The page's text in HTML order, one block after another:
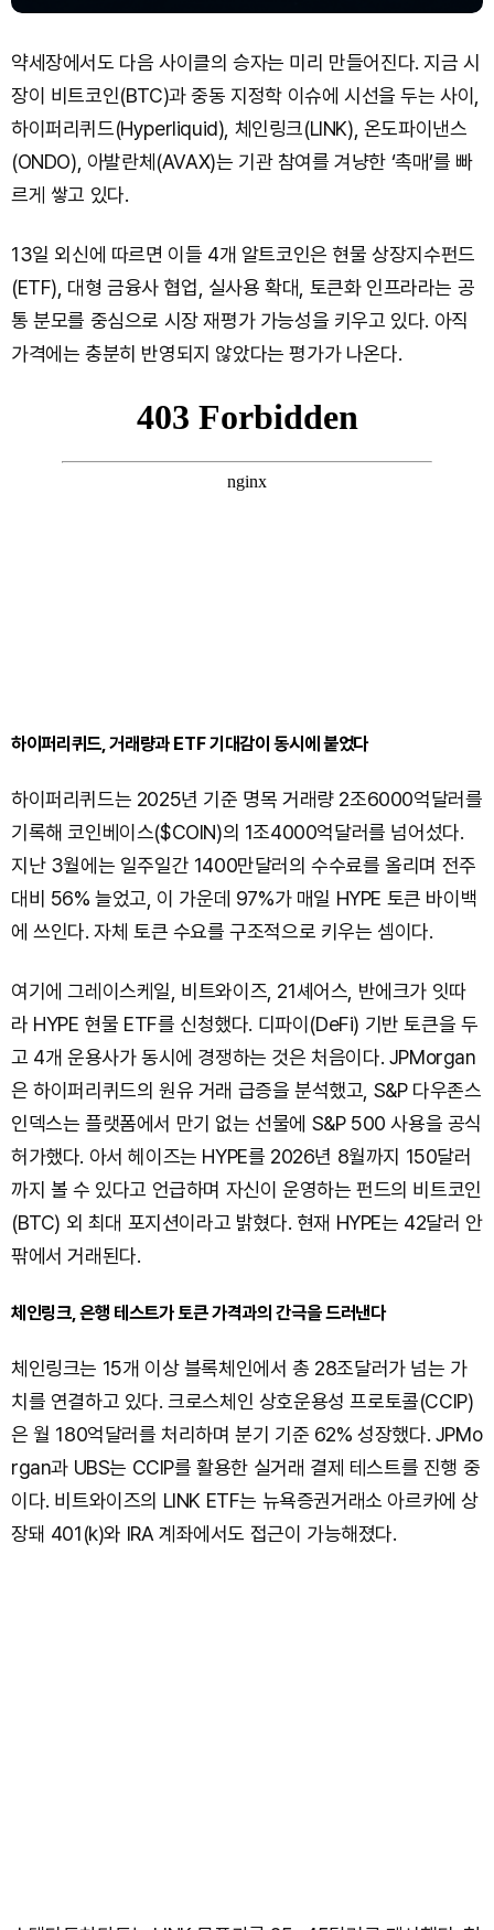
약세장에서도 다음 사이클의 승자는 미리 만들어진다. 지금 시
장이 비트코인(BTC)과 중동 지정학 이슈에 시선을 두는 사이,
하이퍼리퀴드(Hyperliquid), 체인링크(LINK), 온도파이낸스
(ONDO), 아발란체(AVAX)는 기관 참여를 겨냥한 ‘촉매’를 빠
르게 쌓고 있다.
13일 외신에 따르면 이들 4개 알트코인은 현물 상장지수펀드
(ETF), 대형 금융사 협업, 실사용 확대, 토큰화 인프라라는 공
통 분모를 중심으로 시장 재평가 가능성을 키우고 있다. 아직
가격에는 충분히 반영되지 않았다는 평가가 나온다.
하이퍼리퀴드, 거래량과 ETF 기대감이 동시에 붙었다
하이퍼리퀴드는 2025년 기준 명목 거래량 2조6000억달러를
기록해 코인베이스($COIN)의 1조4000억달러를 넘어섰다.
지난 3월에는 일주일간 1400만달러의 수수료를 올리며 전주
대비 56% 늘었고, 이 가운데 97%가 매일 HYPE 토큰 바이백
에 쓰인다. 자체 토큰 수요를 구조적으로 키우는 셈이다.
여기에 그레이스케일, 비트와이즈, 21셰어스, 반에크가 잇따
라 HYPE 현물 ETF를 신청했다. 디파이(DeFi) 기반 토큰을 두
고 4개 운용사가 동시에 경쟁하는 것은 처음이다. JPMorgan
은 하이퍼리퀴드의 원유 거래 급증을 분석했고, S&P 다우존스
인덱스는 플랫폼에서 만기 없는 선물에 S&P 500 사용을 공식
허가했다. 아서 헤이즈는 HYPE를 2026년 8월까지 150달러
까지 볼 수 있다고 언급하며 자신이 운영하는 펀드의 비트코인
(BTC) 외 최대 포지션이라고 밝혔다. 현재 HYPE는 42달러 안
팎에서 거래된다.
체인링크, 은행 테스트가 토큰 가격과의 간극을 드러낸다
체인링크는 15개 이상 블록체인에서 총 28조달러가 넘는 가
치를 연결하고 있다. 크로스체인 상호운용성 프로토콜(CCIP)
은 월 180억달러를 처리하며 분기 기준 62% 성장했다. JPMo
rgan과 UBS는 CCIP를 활용한 실거래 결제 테스트를 진행 중
이다. 비트와이즈의 LINK ETF는 뉴욕증권거래소 아르카에 상
장돼 401(k)와 IRA 계좌에서도 접근이 가능해졌다.